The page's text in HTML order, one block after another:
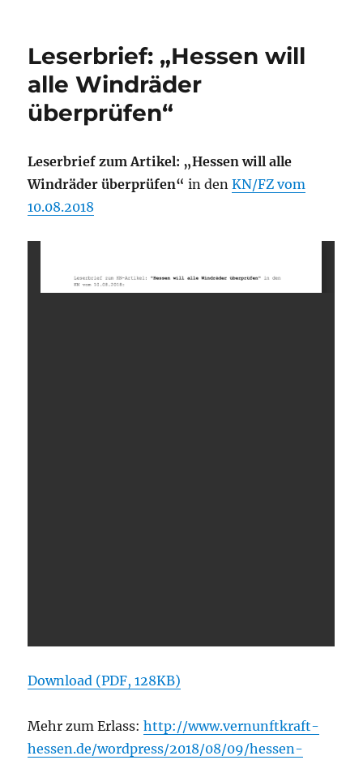
Leserbrief: „Hessen will
alle Windräder
überprüfen“
Leserbrief zum Artikel: „Hessen will alle
Windräder überprüfen“ in denKN/FZ vom
10.08.2018
Download (PDF, 128KB)
Mehr zum Erlass:http://www.vernunftkraft-
hessen.de/wordpress/2018/08/09/hessen-